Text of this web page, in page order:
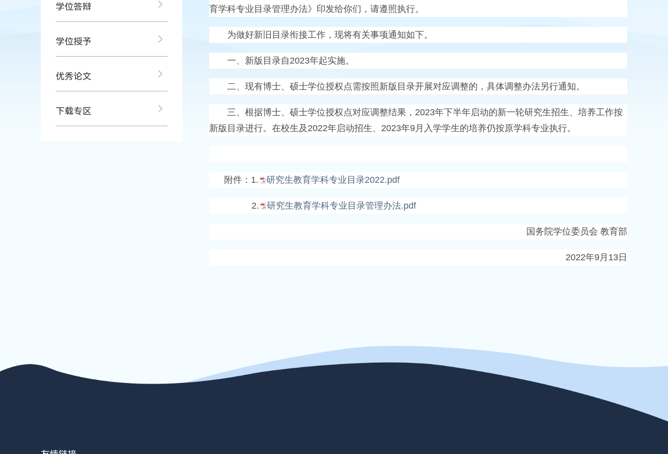
学位答辩
学位授予
优秀论文
下载专区
育学科专业目录管理办法》印发给你们，请遵照执行。
为做好新旧目录衔接工作，现将有关事项通知如下。
一、新版目录自 2023年起实施。
二、现有博士、硕士学位授权点需按照新版目录开展对应调整的，具体调整办法另行通知。
三、根据博士、硕士学位授权点对应调整结果， 2023年下半年启动的新一轮研究生招生、培养工作按
新版目录进行。在校生及 2022年启动招生、 2023年9月入学学生的培养仍按原学科专业执行。
附件： 1. 研究生教育学科专业目录2022.pdf
2. 研究生教育学科专业目录管理办法.pdf
国务院学位委员会 教育部
2022年9月 13日